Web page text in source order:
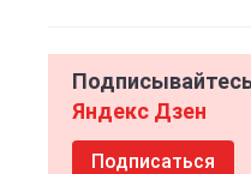
Яндекс Дзен
Подписаться